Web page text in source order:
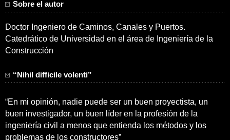
Sobre el autor
Doctor Ingeniero de Caminos, Canales y Puertos.
Catedrático de Universidad en el área de Ingeniería de la
Construcción
“Nihil difficile volenti”
“En mi opinión, nadie puede ser un buen proyectista, un
buen investigador, un buen líder en la profesión de la
ingeniería civil a menos que entienda los métodos y los
problemas de los constructores”